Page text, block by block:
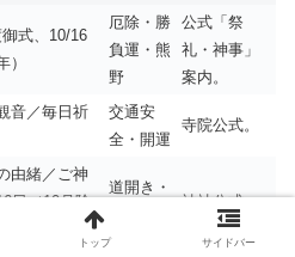
式、10/16
）
厄除・勝
負運・熊
野
公式「祭
礼・神事」
案内。
音／毎日祈
交通安
全・開運
寺院公式。
由緒／ご神
日（10月除
道開き・
神社公式。
トップ サイドバー